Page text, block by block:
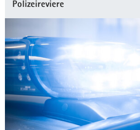
Polizeireviere